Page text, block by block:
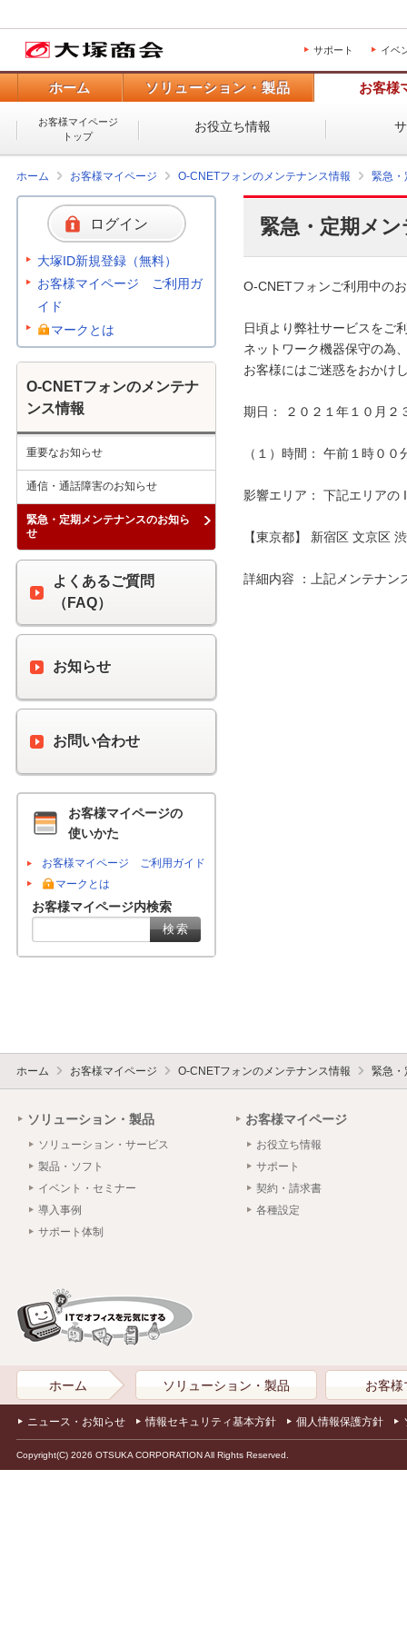
サポート イベ
ホーム ソリューション・製品 お客様
お客様マイページ
トップ
お役立ち情報
ホーム お客様マイページ O-CNETフォンのメンテナンス情報 緊急・
緊急・定期メ
O-CNETフォンご利用中の
日頃より弊社サービスをご
ネットワーク機器保守の為
お客様にはご迷惑をおかけ
期日： ２０２１年１０月２
（１）時間： 午前１時０
影響エリア： 下記エリアの
【東京都】 新宿区 文京区
詳細内容 ：上記メンテナン
ログイン
大塚ID新規登録（無料）
お客様マイページ ご利用ガ
イド
マークとは
O-CNETフォンのメンテナ
ンス情報
重要なお知らせ
通信・通話障害のお知らせ
緊急・定期メンテナンスのお知ら
せ
よくあるご質問
（FAQ）
お知らせ
お問い合わせ
お客様マイページの
使いかた
お客様マイページ ご利用ガイド
マークとは
お客様マイページ内検索
ホーム お客様マイページ O-CNETフォンのメンテナンス情報 緊急・
ソリューション・製品
ソリューション・サービス
製品・ソフト
イベント・セミナー
導入事例
サポート体制
お客様マイページ
お役立ち情報
サポート
契約・請求書
各種設定
ホーム ソリューション・製品 お客様
ニュース・お知らせ 情報セキュリティ基本方針 個人情報保護方針
Copyright(C) 2026 OTSUKA CORPORATION All Rights Reserved.